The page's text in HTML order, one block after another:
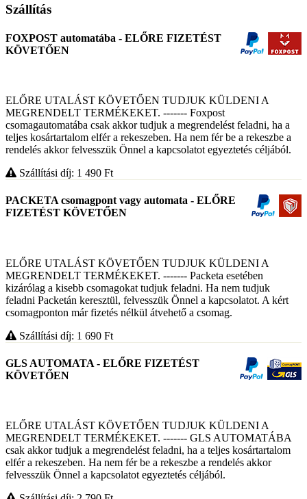
Szállítás
FOXPOST automatába - ELŐRE FIZETÉST
KÖVETŐEN
ELŐRE UTALÁST KÖVETŐEN TUDJUK KÜLDENI A
MEGRENDELT TERMÉKEKET. ------- Foxpost
csomagautomatába csak akkor tudjuk a megrendelést feladni, ha a
teljes kosártartalom elfér a rekeszeben. Ha nem fér be a rekeszbe a
rendelés akkor felvesszük Önnel a kapcsolatot egyeztetés céljából.
Szállítási díj: 1 490 Ft
PACKETA csomagpont vagy automata - ELŐRE
FIZETÉST KÖVETŐEN
ELŐRE UTALÁST KÖVETŐEN TUDJUK KÜLDENI A
MEGRENDELT TERMÉKEKET. ------- Packeta esetében
kizárólag a kisebb csomagokat tudjuk feladni. Ha nem tudjuk
feladni Packetán keresztül, felvesszük Önnel a kapcsolatot. A kért
csomagponton már fizetés nélkül átvehető a csomag.
Szállítási díj: 1 690 Ft
GLS AUTOMATA - ELŐRE FIZETÉST
KÖVETŐEN
ELŐRE UTALÁST KÖVETŐEN TUDJUK KÜLDENI A
MEGRENDELT TERMÉKEKET. ------- GLS AUTOMATÁBA
csak akkor tudjuk a megrendelést feladni, ha a teljes kosártartalom
elfér a rekeszeben. Ha nem fér be a rekeszbe a rendelés akkor
felvesszük Önnel a kapcsolatot egyeztetés céljából.